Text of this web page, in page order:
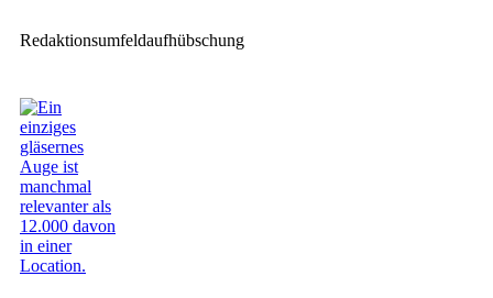
Redaktionsumfeldaufhübschung